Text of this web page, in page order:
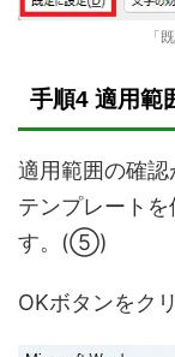
「
手順4 適用範
適用範囲の確
テンプレート
す。(⑤)
OKボタンをク